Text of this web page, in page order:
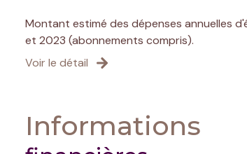
Montant estimé des dépenses annuelles
et 2023 (abonnements compris).
Voir le détail
Informations